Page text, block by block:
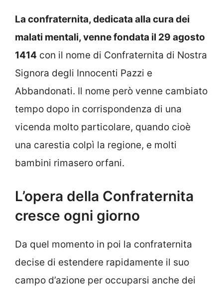
La confraternita, dedicata alla cura dei
malati mentali, venne fondata il 29 agosto
1414 con il nome di Confraternita di Nostra
Signora degli Innocenti Pazzi e
Abbandonati. Il nome però venne cambiato
tempo dopo in corrispondenza di una
vicenda molto particolare, quando cioè
una carestia colpì la regione, e molti
bambini rimasero orfani.
L’opera della Confraternita
cresce ogni giorno
Da quel momento in poi la confraternita
decise di estendere rapidamente il suo
campo d’azione per occuparsi anche dei